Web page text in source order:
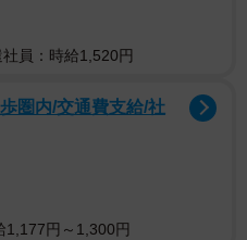
員：時給1,520円
圏内/交通費支給/社
1,177円～1,300円